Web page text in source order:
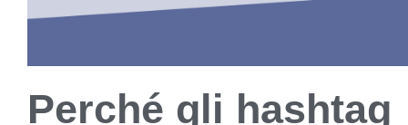
Perché gli hashtag